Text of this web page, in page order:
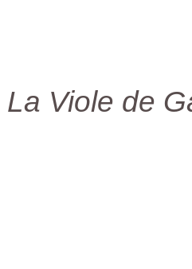
La Viole de